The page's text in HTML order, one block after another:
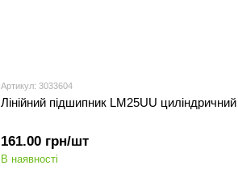
Артикул: 3033604
Лінійний підшипник LM25UU циліндричний
161.00 грн/шт
В наявності